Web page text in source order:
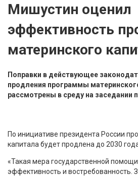
Мишустин оценил
эффективность
материнского
Поправки в действующее
продления программы
рассмотрены в среду на заседании
По инициативе президента России
капитала будет продлена до 2030
«Такая мера государственной
эффективность и востребованность.